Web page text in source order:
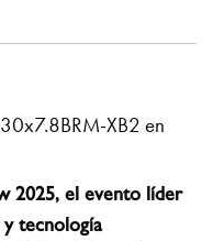
XB2 en
2025, el evento líder
tecnología